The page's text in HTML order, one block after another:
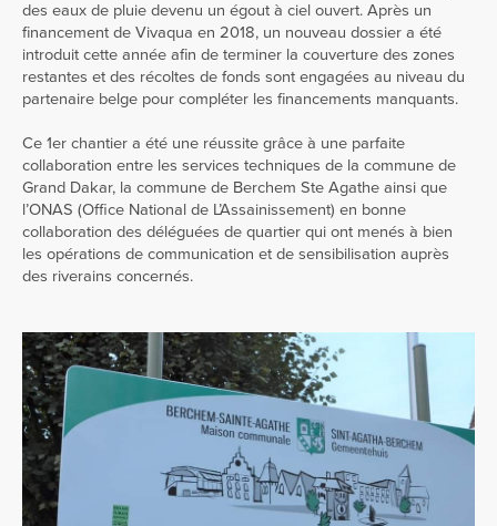
des eaux de pluie devenu un égout à ciel ouvert. Après un
financement de Vivaqua en 2018, un nouveau dossier a été
introduit cette année afin de terminer la couverture des zones
restantes et des récoltes de fonds sont engagées au niveau du
partenaire belge pour compléter les financements manquants.
Ce 1er chantier a été une réussite grâce à une parfaite
collaboration entre les services techniques de la commune de
Grand Dakar, la commune de Berchem Ste Agathe ainsi que
l’ONAS (Office National de L’Assainissement) en bonne
collaboration des déléguées de quartier qui ont menés à bien
les opérations de communication et de sensibilisation auprès
des riverains concernés.